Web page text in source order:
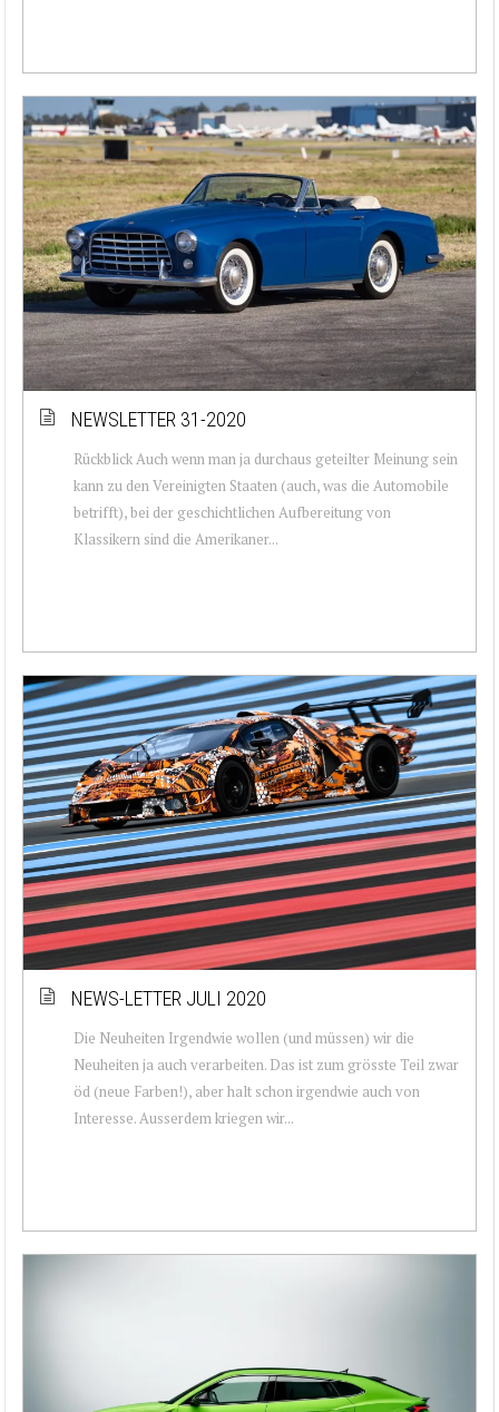
NEWSLETTER 31-2020
Rückblick Auch wenn man ja durchaus geteilter Meinung sein
kann zu den Vereinigten Staaten (auch, was die Automobile
betrifft), bei der geschichtlichen Aufbereitung von
Klassikern sind die Amerikaner...
NEWS-LETTER JULI 2020
Die Neuheiten Irgendwie wollen (und müssen) wir die
Neuheiten ja auch verarbeiten. Das ist zum grösste Teil zwar
öd (neue Farben!), aber halt schon irgendwie auch von
Interesse. Ausserdem kriegen wir...